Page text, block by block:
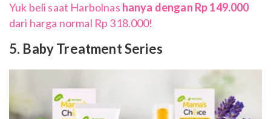
Yuk beli saat Harbolnas hanya dengan Rp 149.000
dari harga normal Rp 318.000!
5. Baby Treatment Series